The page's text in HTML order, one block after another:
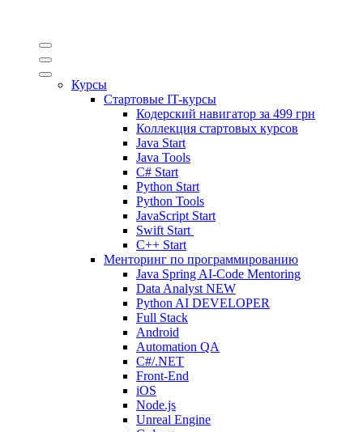
Курсы
Стартовые IT-курсы
Кодерский навигатор за 499 грн
Коллекция стартовых курсов
Java Start
Java Tools
C# Start
Python Start
Python Tools
JavaScript Start
Swift Start
C++ Start
Менторинг по программированию
Java Spring AI-Code Mentoring
Data Analyst NEW
Python AI DEVELOPER
Full Stack
Android
Automation QA
C#/.NET
Front-End
iOS
Node.js
Unreal Engine